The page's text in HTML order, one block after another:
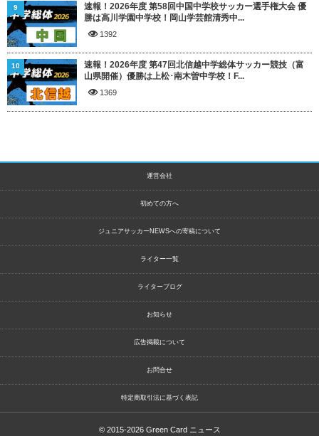
速報！2026年度 第58回中国中学校サッカー選手権大会 優
勝は高川学園中学校！岡山学芸館清秀中...
1392
9
速報！2026年度 第47回北信越中学総体サッカー競技（富
山県開催）優勝は上松･南木曽中学校！F...
1369
10
運営会社
初めての方へ
ジュニアサッカーNEWSへの寄稿について
ライター一覧
ライターブログ
お知らせ
広告掲載について
お問合せ
特定商取引法に基づく表記
© 2015-2026 Green Card ニュース